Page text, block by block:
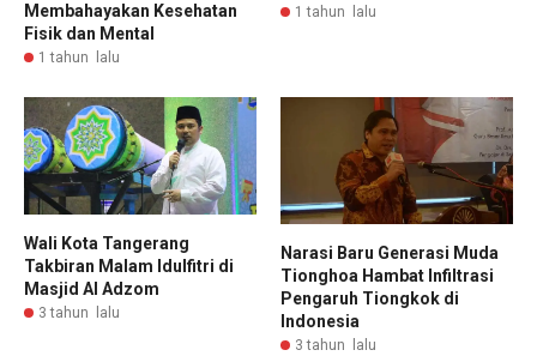
Membahayakan Kesehatan
Fisik dan Mental
1 tahun lalu
1 tahun lalu
Wali Kota Tangerang
Takbiran Malam Idulfitri di
Masjid Al Adzom
3 tahun lalu
Narasi Baru Generasi Muda
Tionghoa Hambat Infiltrasi
Pengaruh Tiongkok di
Indonesia
3 tahun lalu